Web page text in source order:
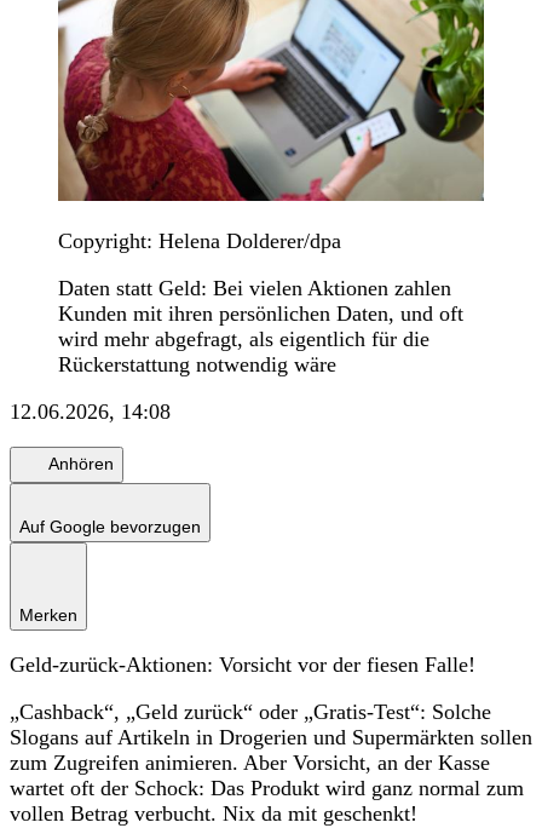
Copyright: Helena Dolderer/dpa
Daten statt Geld: Bei vielen Aktionen zahlen
Kunden mit ihren persönlichen Daten, und oft
wird mehr abgefragt, als eigentlich für die
Rückerstattung notwendig wäre
12.06.2026, 14:08
Anhören
Auf Google bevorzugen
Merken
Geld-zurück-Aktionen: Vorsicht vor der fiesen Falle!
„Cashback“, „Geld zurück“ oder „Gratis-Test“: Solche
Slogans auf Artikeln in Drogerien und Supermärkten sollen
zum Zugreifen animieren. Aber Vorsicht, an der Kasse
wartet oft der Schock: Das Produkt wird ganz normal zum
vollen Betrag verbucht. Nix da mit geschenkt!